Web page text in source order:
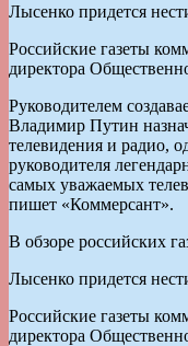
Лысенко придется
Российские газеты
директора
Руководителем
Владимир Путин
телевидения и радио,
руководителя
самых уважаемых
пишет «Коммерсант».
В обзоре российских
Лысенко придется
Российские газеты
директора